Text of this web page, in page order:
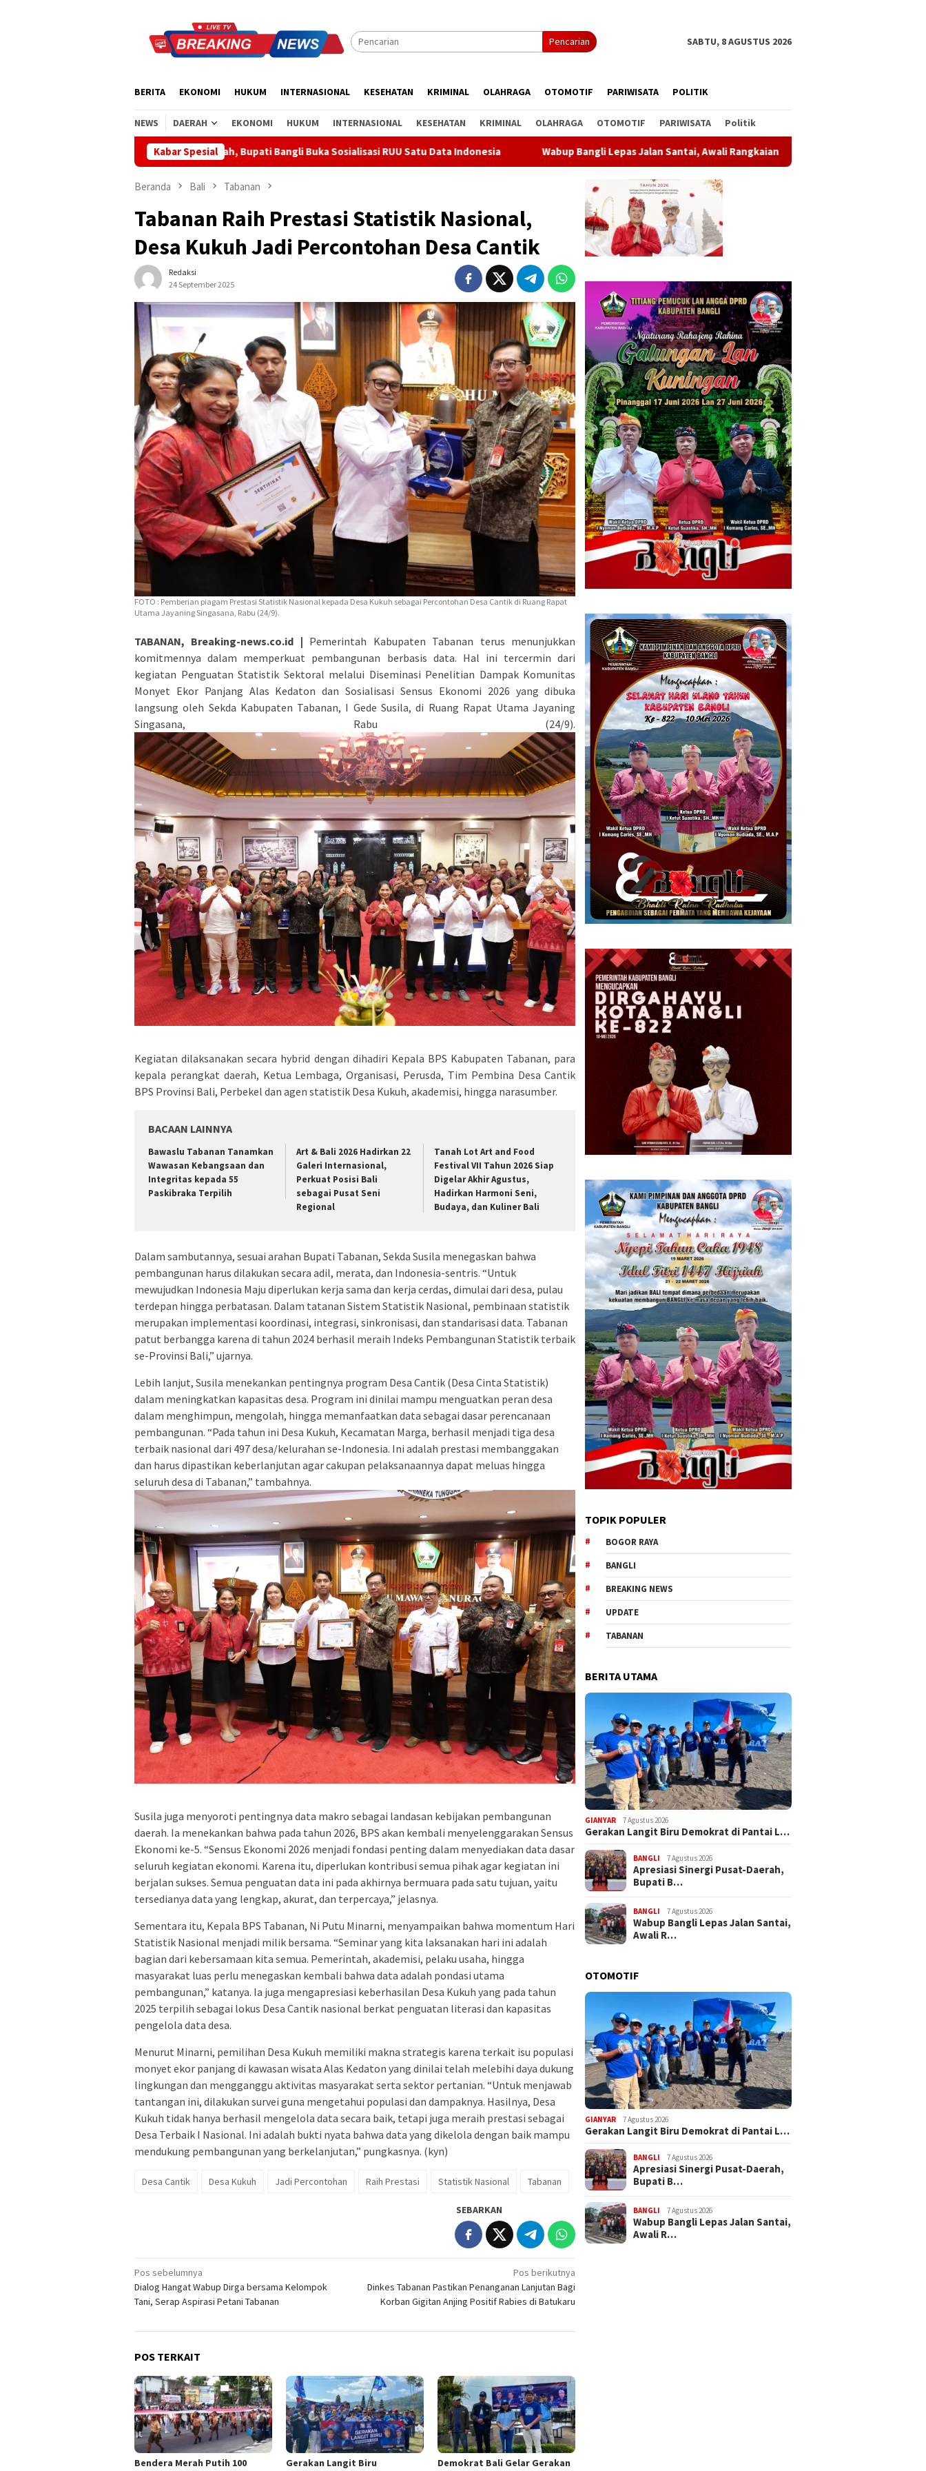
Pencarian SABTU, 8 AGUSTUS 2026
BERITA EKONOMI HUKUM INTERNASIONAL KESEHATAN KRIMINAL OLAHRAGA OTOMOTIF PARIWISATA POLITIK
NEWS DAERAH EKONOMI HUKUM INTERNASIONAL KESEHATAN KRIMINAL OLAHRAGA OTOMOTIF PARIWISATA Politik
Kabar Spesial
Pusat-Daerah, Bupati Bangli Buka Sosialisasi RUU Satu Data Indonesia Wabup Bangli Lepas Jalan Santai, Awali Rangkaian Peringatan HUT ke-81 Kemerdekaan RI
Beranda Bali Tabanan
Tabanan Raih Prestasi Statistik Nasional,
Desa Kukuh Jadi Percontohan Desa Cantik
Redaksi
24 September 2025
FOTO : Pemberian piagam Prestasi Statistik Nasional kepada Desa Kukuh sebagai Percontohan Desa Cantik di Ruang Rapat
Utama Jayaning Singasana, Rabu (24/9).
TABANAN, Breaking-news.co.id | Pemerintah Kabupaten Tabanan terus menunjukkan
komitmennya dalam memperkuat pembangunan berbasis data. Hal ini tercermin dari
kegiatan Penguatan Statistik Sektoral melalui Diseminasi Penelitian Dampak Komunitas
Monyet Ekor Panjang Alas Kedaton dan Sosialisasi Sensus Ekonomi 2026 yang dibuka
langsung oleh Sekda Kabupaten Tabanan, I Gede Susila, di Ruang Rapat Utama Jayaning
Singasana, Rabu (24/9).
Kegiatan dilaksanakan secara hybrid dengan dihadiri Kepala BPS Kabupaten Tabanan, para
kepala perangkat daerah, Ketua Lembaga, Organisasi, Perusda, Tim Pembina Desa Cantik
BPS Provinsi Bali, Perbekel dan agen statistik Desa Kukuh, akademisi, hingga narasumber.
BACAAN LAINNYA
Bawaslu Tabanan Tanamkan
Wawasan Kebangsaan dan
Integritas kepada 55
Paskibraka Terpilih
Art & Bali 2026 Hadirkan 22
Galeri Internasional,
Perkuat Posisi Bali
sebagai Pusat Seni
Regional
Tanah Lot Art and Food
Festival VII Tahun 2026 Siap
Digelar Akhir Agustus,
Hadirkan Harmoni Seni,
Budaya, dan Kuliner Bali
Dalam sambutannya, sesuai arahan Bupati Tabanan, Sekda Susila menegaskan bahwa
pembangunan harus dilakukan secara adil, merata, dan Indonesia-sentris. “Untuk
mewujudkan Indonesia Maju diperlukan kerja sama dan kerja cerdas, dimulai dari desa, pulau
terdepan hingga perbatasan. Dalam tatanan Sistem Statistik Nasional, pembinaan statistik
merupakan implementasi koordinasi, integrasi, sinkronisasi, dan standarisasi data. Tabanan
patut berbangga karena di tahun 2024 berhasil meraih Indeks Pembangunan Statistik terbaik
se-Provinsi Bali,” ujarnya.
Lebih lanjut, Susila menekankan pentingnya program Desa Cantik (Desa Cinta Statistik)
dalam meningkatkan kapasitas desa. Program ini dinilai mampu menguatkan peran desa
dalam menghimpun, mengolah, hingga memanfaatkan data sebagai dasar perencanaan
pembangunan. “Pada tahun ini Desa Kukuh, Kecamatan Marga, berhasil menjadi tiga desa
terbaik nasional dari 497 desa/kelurahan se-Indonesia. Ini adalah prestasi membanggakan
dan harus dipastikan keberlanjutan agar cakupan pelaksanaannya dapat meluas hingga
seluruh desa di Tabanan,” tambahnya.
Susila juga menyoroti pentingnya data makro sebagai landasan kebijakan pembangunan
daerah. Ia menekankan bahwa pada tahun 2026, BPS akan kembali menyelenggarakan Sensus
Ekonomi ke-5. “Sensus Ekonomi 2026 menjadi fondasi penting dalam menyediakan data dasar
seluruh kegiatan ekonomi. Karena itu, diperlukan kontribusi semua pihak agar kegiatan ini
berjalan sukses. Semua penguatan data ini pada akhirnya bermuara pada satu tujuan, yaitu
tersedianya data yang lengkap, akurat, dan terpercaya,” jelasnya.
Sementara itu, Kepala BPS Tabanan, Ni Putu Minarni, menyampaikan bahwa momentum Hari
Statistik Nasional menjadi milik bersama. “Seminar yang kita laksanakan hari ini adalah
bagian dari kebersamaan kita semua. Pemerintah, akademisi, pelaku usaha, hingga
masyarakat luas perlu menegaskan kembali bahwa data adalah pondasi utama
pembangunan,” katanya. Ia juga mengapresiasi keberhasilan Desa Kukuh yang pada tahun
2025 terpilih sebagai lokus Desa Cantik nasional berkat penguatan literasi dan kapasitas
pengelola data desa.
Menurut Minarni, pemilihan Desa Kukuh memiliki makna strategis karena terkait isu populasi
monyet ekor panjang di kawasan wisata Alas Kedaton yang dinilai telah melebihi daya dukung
lingkungan dan mengganggu aktivitas masyarakat serta sektor pertanian. “Untuk menjawab
tantangan ini, dilakukan survei guna mengetahui populasi dan dampaknya. Hasilnya, Desa
Kukuh tidak hanya berhasil mengelola data secara baik, tetapi juga meraih prestasi sebagai
Desa Terbaik I Nasional. Ini adalah bukti nyata bahwa data yang dikelola dengan baik mampu
mendukung pembangunan yang berkelanjutan,” pungkasnya. (kyn)
Desa Cantik Desa Kukuh Jadi Percontohan Raih Prestasi Statistik Nasional Tabanan
SEBARKAN
Navigasi
pos
Pos sebelumnya
Dialog Hangat Wabup Dirga bersama Kelompok
Tani, Serap Aspirasi Petani Tabanan
Pos berikutnya
Dinkes Tabanan Pastikan Penanganan Lanjutan Bagi
Korban Gigitan Anjing Positif Rabies di Batukaru
POS TERKAIT
Bendera Merah Putih 100
Gerakan Langit Biru
Demokrat Bali Gelar Gerakan
TOPIK POPULER
BOGOR RAYA
BANGLI
BREAKING NEWS
UPDATE
TABANAN
BERITA UTAMA
GIANYAR 7 Agustus 2026
Gerakan Langit Biru Demokrat di Pantai L…
BANGLI 7 Agustus 2026
Apresiasi Sinergi Pusat-Daerah,
Bupati B…
BANGLI 7 Agustus 2026
Wabup Bangli Lepas Jalan Santai,
Awali R…
OTOMOTIF
GIANYAR 7 Agustus 2026
Gerakan Langit Biru Demokrat di Pantai L…
BANGLI 7 Agustus 2026
Apresiasi Sinergi Pusat-Daerah,
Bupati B…
BANGLI 7 Agustus 2026
Wabup Bangli Lepas Jalan Santai,
Awali R…